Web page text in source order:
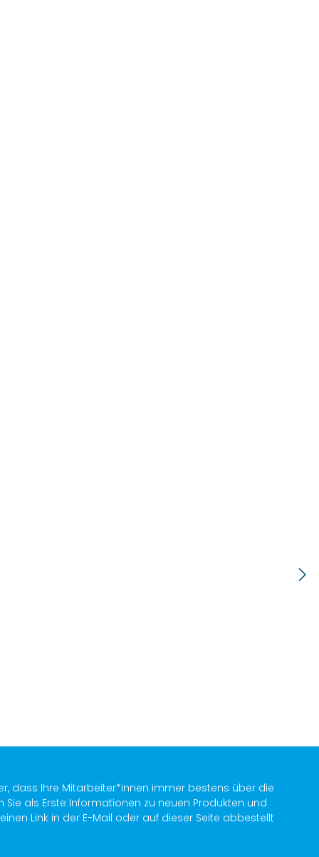
dass Ihre Mitarbeiter*innen immer bestens über die
als Erste Informationen zu neuen Produkten und
Link in der E-Mail oder auf dieser Seite abbestellt